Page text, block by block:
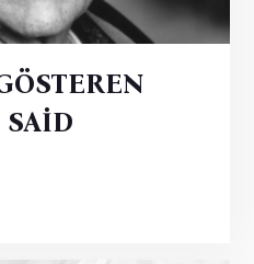
SAİD